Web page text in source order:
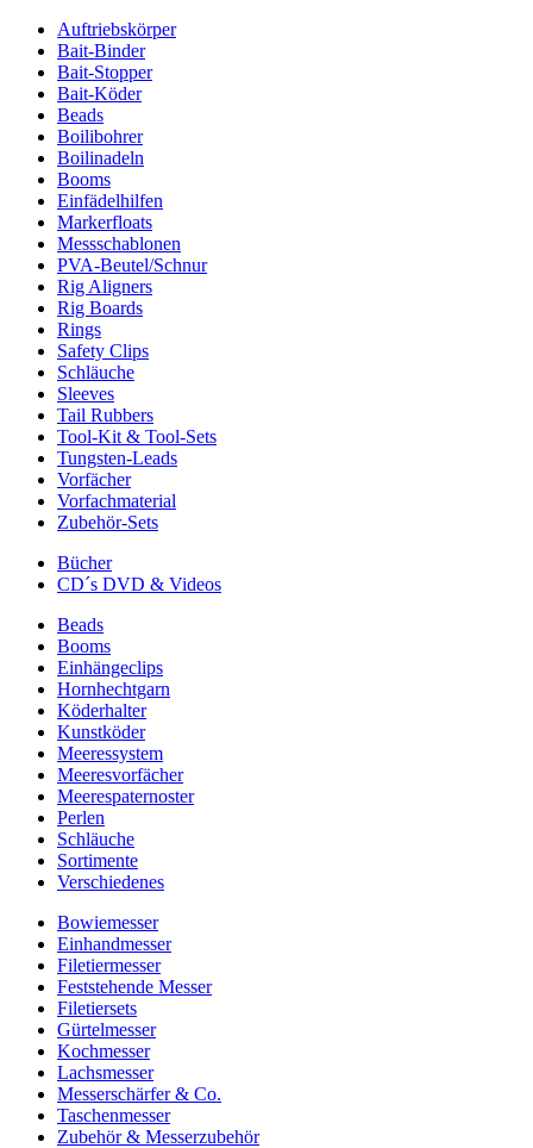
Auftriebskörper
Bait-Binder
Bait-Stopper
Bait-Köder
Beads
Boilibohrer
Boilinadeln
Booms
Einfädelhilfen
Markerfloats
Messschablonen
PVA-Beutel/Schnur
Rig Aligners
Rig Boards
Rings
Safety Clips
Schläuche
Sleeves
Tail Rubbers
Tool-Kit & Tool-Sets
Tungsten-Leads
Vorfächer
Vorfachmaterial
Zubehör-Sets
Bücher
CD´s DVD & Videos
Beads
Booms
Einhängeclips
Hornhechtgarn
Köderhalter
Kunstköder
Meeressystem
Meeresvorfächer
Meerespaternoster
Perlen
Schläuche
Sortimente
Verschiedenes
Bowiemesser
Einhandmesser
Filetiermesser
Feststehende Messer
Filetiersets
Gürtelmesser
Kochmesser
Lachsmesser
Messerschärfer & Co.
Taschenmesser
Zubehör & Messerzubehör